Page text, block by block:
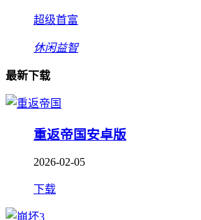
超级首富
休闲益智
最新下载
重返帝国安卓版
2026-02-05
下载